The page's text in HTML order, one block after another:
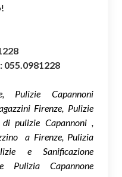
!
Pulizie Capannoni
Firenze, Pulizie
di pulizie Capannoni ,
a Firenze, Pulizia
e Sanificazione
Pulizia Capannone